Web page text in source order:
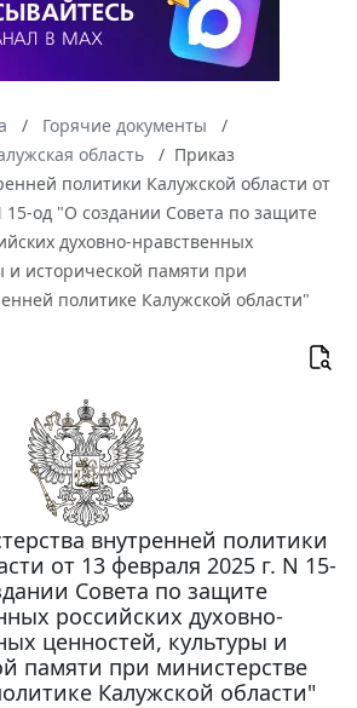
Горячие документы
область
Приказ
политики Калужской области от
15-од "О создании Совета по защите
духовно-нравственных
и исторической памяти при
политике Калужской области"
внутренней политики
от 13 февраля 2025 г. N 15-
Совета по защите
российских духовно-
ценностей, культуры и
памяти при министерстве
Калужской области"